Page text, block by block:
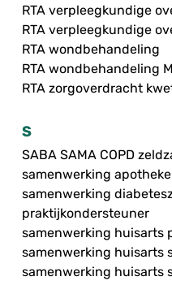
RTA verpleegkundige
RTA verpleegkundige
RTA wondbehandeling
RTA wondbehandeling
RTA zorgoverdracht
S
SABA SAMA COPD
samenwerking
samenwerking
praktijkondersteuner
samenwerking huisarts
samenwerking huisarts
samenwerking huisarts